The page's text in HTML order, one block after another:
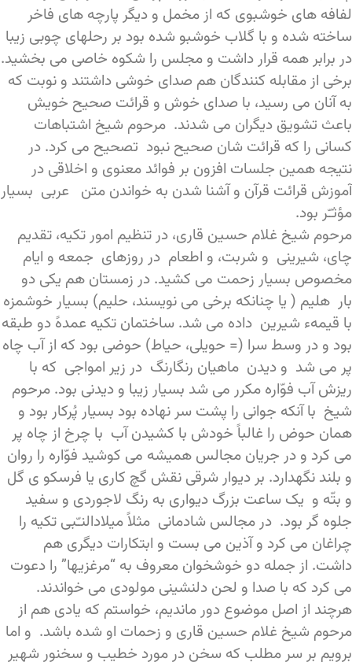
لفافه های خوشبوی که از مخمل و دیگر پارچه های فاخر
ساخته شده و با گلاب خوشبو شده بود بر رحلهای چوبی زیبا
در برابر همه قرار داشت و مجلس را شکوه خاصی می بخشید.
برخی از مقابله کنندگان هم صدای خوشی داشتند و نوبت که
به آنان می رسید، با صدای خوش و قرائت صحیح خویش
باعث تشویق دیگران می شدند. مرحوم شیخ اشتباهات
کسانی را که قرائت شان صحیح نبود تصحیح می کرد. در
نتیجه همین جلسات افزون بر فوائد معنوی و اخلاقی در
آموزش قرائت قرآن و آشنا شدن به خواندن متن عربی بسیار
مؤثـّر بود.
مرحوم شیخ غلام حسین قاری، در تنظیم امور تکیه، تقدیم
چای، شیرینی و شربت، و اطعام در روزهای جمعه و ایام
مخصوص بسیار زحمت می کشید. در زمستان هم یکی دو
بار هلیم ( یا چنانکه برخی می نویسند، حلیم) بسیار خوشمزه
با قیمهء شیرین داده می شد. ساختمان تکیه عمدهً دو طبقه
بود و در وسط سرا (= حویلی، حیاط) حوضی بود که از آب چاه
پر می شد و دیدن ماهیان رنگارنگ در زیر امواجی که با
ریزش آب فوّاره مکرر می شد بسیار زیبا و دیدنی بود. مرحوم
شیخ با آنکه جوانی را پشت سر نهاده بود بسیار پُرکار بود و
همان حوض را غالباً خودش با کشیدن آب با چرخ از چاه پر
می کرد و در جریان مجالس همیشه می کوشید فوّاره را روان
و بلند نگهدارد. بر دیوار شرقی نقش گچ کاری یا فرسکو ی گل
و بتّه و یک ساعت بزرگ دیواری به رنگ لاجوردی و سفید
جلوه گر بود. در مجالس شادمانی مثلاً میلادالنـّبی تکیه را
چراغان می کرد و آذین می بست و ابتکارات دیگری هم
داشت. از جمله دو خوشخوان معروف به “مرغزیها” را دعوت
می کرد که با صدا و لحن دلنشینی مولودی می خواندند.
هرچند از اصل موضوع دور ماندیم، خواستم که یادی هم از
مرحوم شیخ غلام حسین قاری و زحمات او شده باشد. و اما
برویم بر سر مطلب که سخن در مورد خطیب و سخنور شهیر